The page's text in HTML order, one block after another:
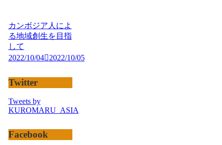
カンボジア人によ
る地域創生を目指
して
2022/10/04
2022/10/05
Twitter
Tweets by
KUROMARU_ASIA
Facebook